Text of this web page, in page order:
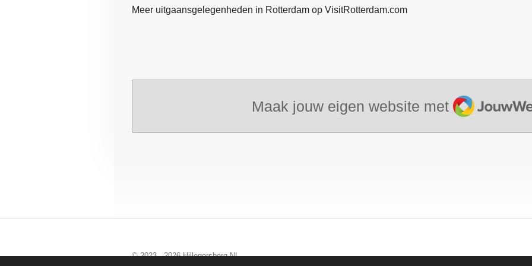
Meer uitgaansgelegenheden in Rotterdam op VisitRotterdam.com
Maak jouw eigen website met JouwWeb
© 2023 - 2026 Hillegersberg.NL